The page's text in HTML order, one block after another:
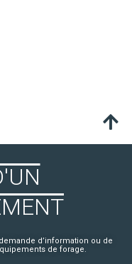
d’information ou de
de forage.